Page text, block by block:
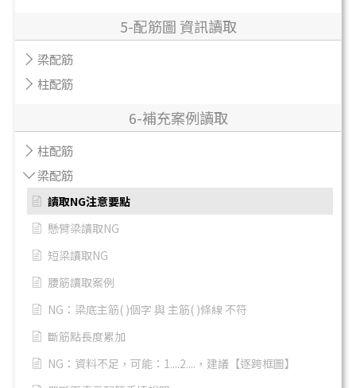
5-配筋圖 資訊讀取
梁配筋
柱配筋
6-補充案例讀取
柱配筋
梁配筋
讀取NG注意要點
懸臂梁讀取NG
短梁讀取NG
腰筋讀取案例
NG：梁底主筋( )個字 與 主筋( )條線 不符
斷筋點長度累加
NG：資料不足，可能：1....2....，建議【逐跨框圖】